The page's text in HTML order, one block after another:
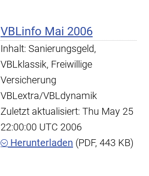
VBLinfo Mai 2006
Inhalt: Sanierungsgeld,
VBLklassik, Freiwillige
Versicherung
VBLextra/VBLdynamik
Zuletzt aktualisiert: Thu May 25
22:00:00 UTC 2006
Herunterladen (PDF, 443 KB)